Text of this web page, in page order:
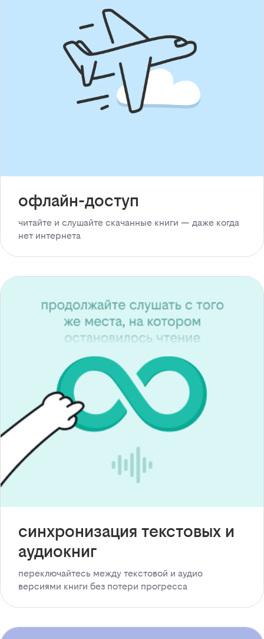
офлайн-доступ
читайте и слушайте скачанные книги — даже когда
нет интернета
синхронизация текстовых и
аудиокниг
переключайтесь между текстовой и аудио
версиями книги без потери прогресса